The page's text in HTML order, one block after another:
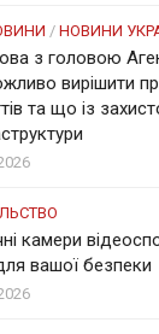
/ НОВИНИ
з головою
вирішити
та що із
камери
вашої безпеки